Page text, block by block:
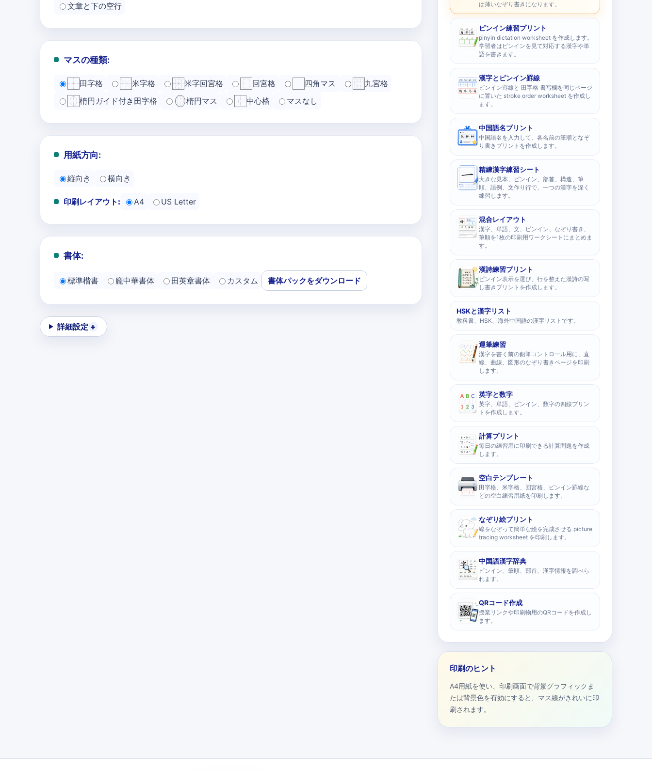
文章と下の空行
マスの種類:
田字格 米字格 米字回宮格 回宮格 四角マス
九宮格
楕円ガイド付き田字格
楕円マス 中心格 マスなし
用紙方向:
縦向き 横向き
印刷レイアウト: A4 US Letter
書体:
標準楷書 龐中華書体 田英章書体 カスタム 書体パックをダウンロード
詳細設定
は薄いなぞり書きになります。
ピンイン練習プリント
pinyin dictation worksheet を作成します。
学習者はピンインを見て対応する漢字や単
語を書きます。
漢字とピンイン罫線
ピンイン罫線と 田字格 書写欄を同じページ
に置いた stroke order worksheet を作成し
ます。
中国語名プリント
中国語名を入力して、各名前の筆順となぞ
り書きプリントを作成します。
精練漢字練習シート
大きな見本、ピンイン、部首、構造、筆
順、語例、文作り行で、一つの漢字を深く
練習します。
混合レイアウト
漢字、単語、文、ピンイン、なぞり書き、
筆順を1枚の印刷用ワークシートにまとめま
す。
漢詩練習プリント
ピンイン表示を選び、行を整えた漢詩の写
し書きプリントを作成します。
HSKと漢字リスト
教科書、HSK、海外中国語の漢字リストです。
運筆練習
漢字を書く前の鉛筆コントロール用に、直
線、曲線、図形のなぞり書きページを印刷
します。
英字と数字
英字、単語、ピンイン、数字の四線プリン
トを作成します。
計算プリント
毎日の練習用に印刷できる計算問題を作成
します。
空白テンプレート
田字格、米字格、回宮格、ピンイン罫線な
どの空白練習用紙を印刷します。
なぞり絵プリント
線をなぞって簡単な絵を完成させる picture
tracing worksheet を印刷します。
中国語漢字辞典
ピンイン、筆順、部首、漢字情報を調べら
れます。
QRコード作成
授業リンクや印刷物用のQRコードを作成し
ます。
印刷のヒント
A4用紙を使い、印刷画面で背景グラフィックま
たは背景色を有効にすると、マス線がきれいに印
刷されます。